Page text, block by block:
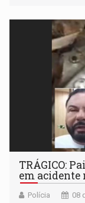
TRÁGICO:
em acidente
Polícia 08